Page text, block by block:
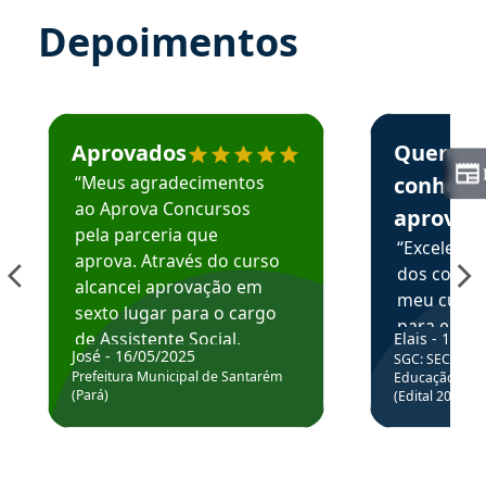
Depoimentos
Estudante José recomenda o Aprova Concursos em
Aprovados
“Meus agradecimentos
ao Aprova Concursos
pela parceria que
aprova. Através do curso
alcancei aprovação em
sexto lugar para o cargo
de Assistente Social.
Hoje estou atuando na
Prefeitura de Santarém.
José - 16/05/2025
Prefeitura Municipal de Santarém
(Pará)
Estudante
Quem
aprova
dos
meu
para
colocar
através
de
Elais - 15/
SGC: SEC BA
Educação
(Edital